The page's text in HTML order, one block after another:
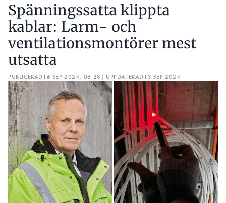
Spänningssatta klippta
kablar: Larm- och
ventilationsmontörer mest
utsatta
PUBLICERAD 16 SEP 2024, 06:28 | UPPDATERAD 13 SEP 2024